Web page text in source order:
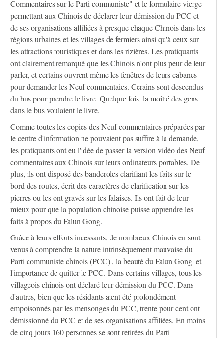
Commentaires sur le Parti communiste" et le formulaire vierge
permettant aux Chinois de déclarer leur démission du PCC et
de ses organisations affiliées à presque chaque Chinois dans les
régions urbaines et les villages de fermiers ainsi qu'à ceux sur
les attractions touristiques et dans les rizières. Les pratiquants
ont clairement remarqué que les Chinois n'ont plus peur de leur
parler, et certains ouvrent même les fenêtres de leurs cabanes
pour demander les Neuf commentaies. Cerains sont descendus
du bus pour prendre le livre. Quelque fois, la moitié des gens
dans le bus voulaient le livre.
Comme toutes les copies des Neuf commentaires préparées par
le centre d'information ne pouvaient pas suffire à la demande,
les pratiquants ont eu l'idée de passer la version vidéo des Neuf
commentaires aux Chinois sur leurs ordinateurs portables. De
plus, ils ont disposé des banderoles clarifiant les faits sur le
bord des routes, écrit des caractères de clarification sur les
pierres ou les ont gravés sur les falaises. Ils ont fait de leur
mieux pour que la population chinoise puisse apprendre les
faits à propos du Falun Gong.
Grâce à leurs efforts incessants, de nombreux Chinois en sont
venus à comprendre la nature intrinsèquement mauvaise du
Parti communiste chinois (PCC) , la beauté du Falun Gong, et
l'importance de quitter le PCC. Dans certains villages, tous les
villageois chinois ont déclaré leur démission du PCC. Dans
d'autres, bien que les résidants aient été profondément
empoisonnés par les mensonges du PCC, trente pour cent ont
démissionné du PCC et de ses organisations affiliées. En moins
de cinq jours 160 personnes se sont retirées du Parti